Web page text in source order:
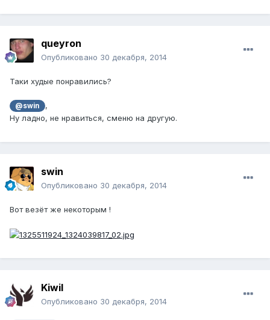
queyron
Опубликовано 30 декабря, 2014
Таки худые понравились?
@swin
,
Ну ладно, не нравиться, сменю на другую.
swin
Опубликовано 30 декабря, 2014
Вот везёт же некоторым !
Kiwil
Опубликовано 30 декабря, 2014